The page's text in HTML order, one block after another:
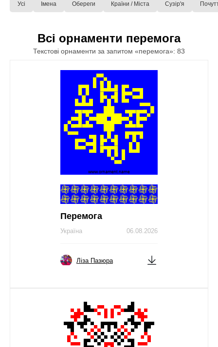
Усі Імена Обереги Країни / Міста Сузiр'я
Всі орнаменти перемога
Текстові орнаменти за запитом «перемога»: 83
Перемога
06.08.2026
Україна
Ліза Пазюра